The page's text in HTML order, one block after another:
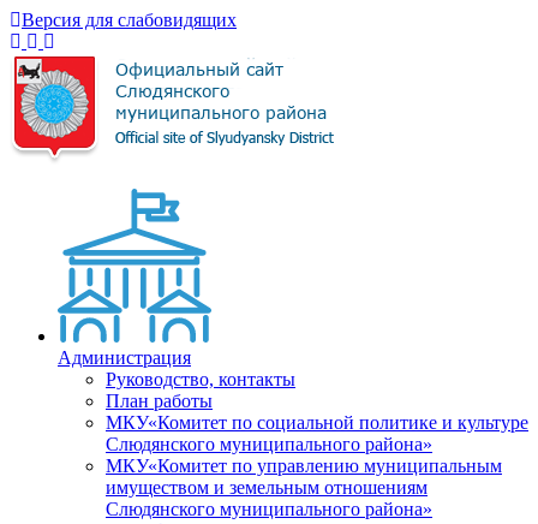
Версия для слабовидящих
Администрация
Руководство, контакты
План работы
МКУ«Комитет по социальной политике и культуре
Слюдянского муниципального района»
МКУ«Комитет по управлению муниципальным
имуществом и земельным отношениям
Слюдянского муниципального района»